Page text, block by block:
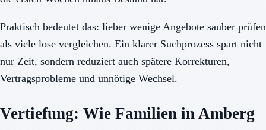
Praktisch bedeutet das: lieber wenige Angebote sauber prüfen
als viele lose vergleichen. Ein klarer Suchprozess spart nicht
nur Zeit, sondern reduziert auch spätere Korrekturen,
Vertragsprobleme und unnötige Wechsel.
Vertiefung: Wie Familien in Amberg